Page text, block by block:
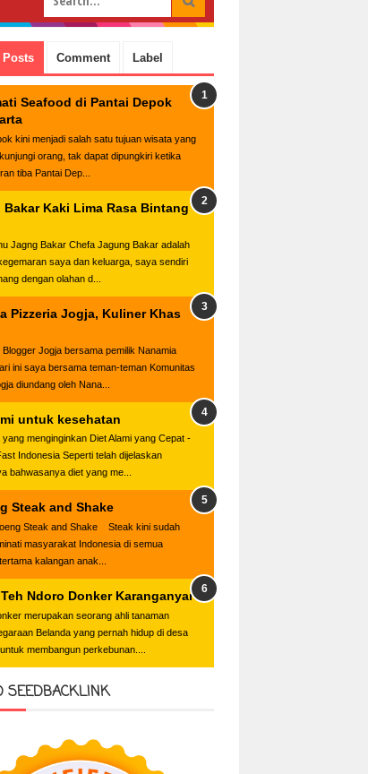
Posts Comment Label
Seafood di Pantai Depok
kini menjadi salah satu tujuan wisata yang
orang, tak dapat dipungkiri ketika
tiba Pantai Dep...
Kaki Lima Rasa Bintang
Jagng Bakar Chefa Jagung Bakar adalah
saya dan keluarga, saya sendiri
dengan olahan d...
Pizzeria Jogja, Kuliner Khas
Blogger Jogja bersama pemilik Nanamia
ini saya bersama teman-teman Komunitas
diundang oleh Nana...
untuk kesehatan
yang menginginkan Diet Alami yang Cepat -
Indonesia Seperti telah dijelaskan
bahwasanya diet yang me...
Steak and Shake
Steak and Shake Steak kini sudah
masyarakat Indonesia di semua
kalangan anak...
Ndoro Donker Karanganyar
merupakan seorang ahli tanaman
Belanda yang pernah hidup di desa
membangun perkebunan....
SEEDBACKLINK